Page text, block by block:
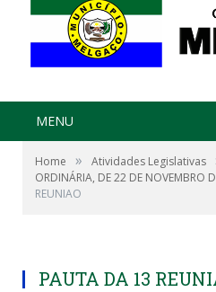
MENU
Home » Atividades Legislativas
ORDINÁRIA, DE 22 DE NOVEMBRO
REUNIAO
PAUTA DA 13